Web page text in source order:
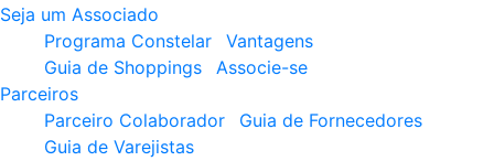
Seja um Associado
Programa Constelar
Vantagens
Guia de Shoppings
Associe-se
Parceiros
Parceiro Colaborador
Guia de Fornecedores
Guia de Varejistas